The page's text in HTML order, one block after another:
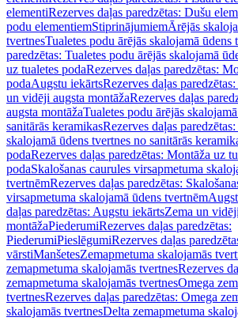
elementiRezerves daļas paredzētas: Dušu
podu elementiemStiprinājumiemĀrējās
tvertnesTualetes podu ārējās skalojamā ūdens
paredzētas: Tualetes podu ārējās skalojamā
uz tualetes podaRezerves daļas paredzētas:
podaAugstu iekārtsRezerves daļas
un vidēji augsta montāžaRezerves daļas
augsta montāžaTualetes podu ārējās
sanitārās keramikasRezerves daļas
skalojamā ūdens tvertnes no sanitārās
podaRezerves daļas paredzētas: Montāža uz
podaSkalošanas caurules virsapmetuma
tvertnēmRezerves daļas paredzētas:
virsapmetuma skalojamā ūdens tvertnēm
daļas paredzētas: Augstu iekārtsZema un
montāžaPiederumiRezerves daļas paredzētas:
PiederumiPieslēgumiRezerves daļas
vārstiManšetesZemapmetuma skalojamās
zemapmetuma skalojamās tvertnesRezerves
zemapmetuma skalojamās tvertnesOmega
tvertnesRezerves daļas paredzētas: Omega
skalojamās tvertnesDelta zemapmetuma